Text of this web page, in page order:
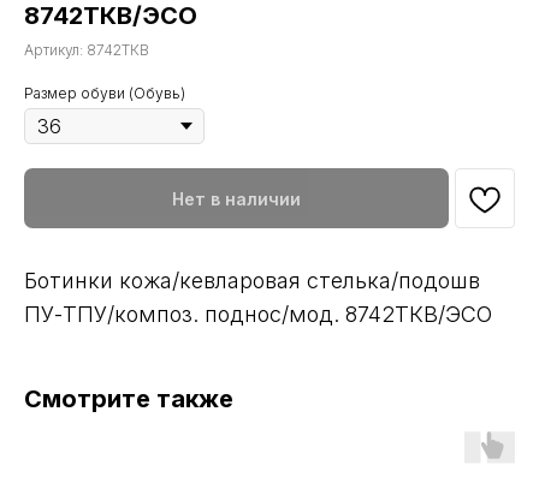
8742ТКВ/ЭСО
Артикул: 8742ТКВ
Размер обуви (Обувь)
Нет в наличии
Ботинки кожа/кевларовая стелька/подошв
ПУ-ТПУ/композ. поднос/мод. 8742ТКВ/ЭСО
Смотрите также